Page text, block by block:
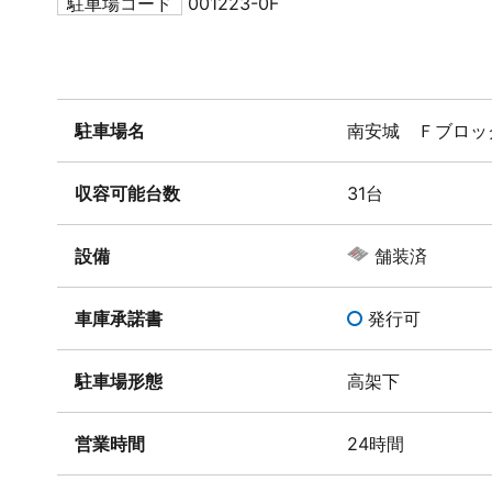
駐車場名 南安城 Ｆブロッ
収容可能台数 31台
設備 舗装済
車庫承諾書 発行可
駐車場形態 高架下
営業時間 24時間